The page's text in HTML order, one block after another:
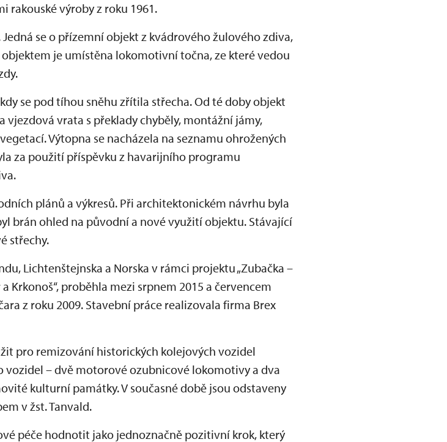
výroby z roku 1961.
se o přízemní objekt z kvádrového žulového zdiva,
je umístěna lokomotivní točna, ze které vedou
se pod tíhou sněhu zřítila střecha. Od té doby objekt
vjezdová vrata s překlady chyběly, montážní jámy,
Výtopna se nacházela na seznamu ohrožených
za použití příspěvku z havarijního programu
plánů a výkresů. Při architektonickém návrhu byla
brán ohled na původní a nové využití objektu. Stávající
střechy.
Lichtenštejnska a Norska v rámci projektu „Zubačka –
proběhla mezi srpnem 2015 a červencem
z roku 2009. Stavební práce realizovala firma Brex
pro remizování historických kolejových vozidel
vozidel – dvě motorové ozubnicové lokomotivy a dva
kulturní památky. V současné době jsou odstaveny
v žst. Tanvald.
péče hodnotit jako jednoznačně pozitivní krok, který